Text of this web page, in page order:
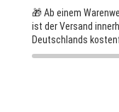
🎁 Ab einem
ist der Versand
Deutschlands